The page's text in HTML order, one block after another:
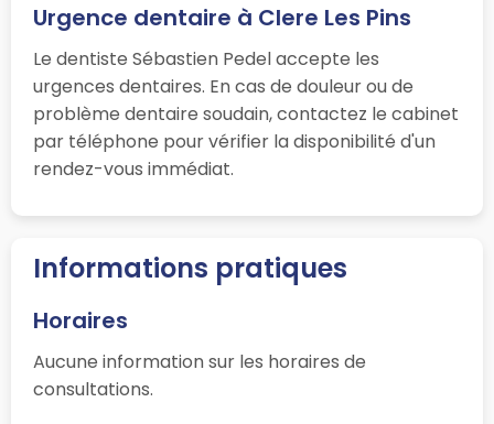
Urgence dentaire à Clere Les Pins
Le dentiste Sébastien Pedel accepte les
urgences dentaires. En cas de douleur ou de
problème dentaire soudain, contactez le cabinet
par téléphone pour vérifier la disponibilité d'un
rendez-vous immédiat.
Informations pratiques
Horaires
Aucune information sur les horaires de
consultations.